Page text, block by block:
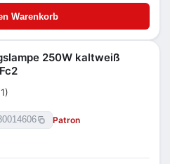
Warenkorb
250W kaltweiß
Patron